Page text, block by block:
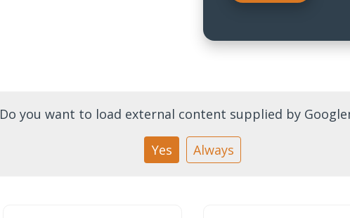
Do you want to load external content supplied by
Yes Always